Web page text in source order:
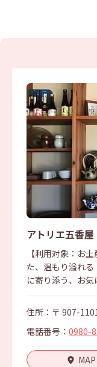
アトリエ五香屋
【利用対象：お
た、温もり溢れ
に寄り添う、お気
住所：〒 907-
電話番号： 0980-
MAP